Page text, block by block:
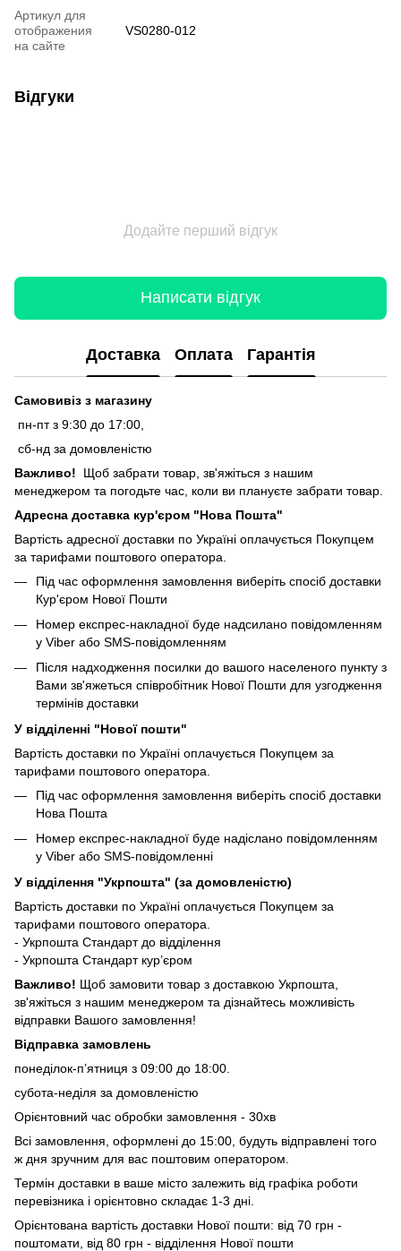
Артикул для
отображения
на сайте
VS0280-012
Відгуки
Додайте перший відгук
Написати відгук
Доставка Оплата Гарантія
Самовивіз з магазину
пн-пт з 9:30 до 17:00,
сб-нд за домовленістю
Важливо!
Щоб забрати товар, зв'яжіться з нашим
менеджером та погодьте час, коли ви плануєте забрати товар.
Адресна доставка кур'єром "Нова Пошта"
Вартість адресної доставки по Україні оплачується Покупцем
за тарифами поштового оператора.
Під час оформлення замовлення виберіть спосіб доставки
Кур'єром Нової Пошти
Номер експрес-накладної буде надсилано повідомленням
у Viber або SMS-повідомленням
Після надходження посилки до вашого населеного пункту з
Вами зв'яжеться співробітник Нової Пошти для узгодження
термінів доставки
У відділенні "Нової пошти"
Вартість доставки по Україні оплачується Покупцем за
тарифами поштового оператора.
Під час оформлення замовлення виберіть спосіб доставки
Нова Пошта
Номер експрес-накладної буде надіслано повідомленням
у Viber або SMS-повідомленні
У відділення "Укрпошта" (за домовленістю)
Вартість доставки по Україні оплачується Покупцем за
тарифами поштового оператора.
- Укрпошта Стандарт до відділення
- Укрпошта Стандарт кур’єром
Важливо! Щоб замовити товар з доставкою Укрпошта,
зв'яжіться з нашим менеджером та дізнайтесь можливість
відправки Вашого замовлення!
Відправка замовлень
понеділок-п’ятниця з 09:00 до 18:00.
субота-неділя за домовленістю
Орієнтовний час обробки замовлення - 30хв
Всі замовлення, оформлені до 15:00, будуть відправлені того
ж дня зручним для вас поштовим оператором.
Термін доставки в ваше місто залежить від графіка роботи
перевізника і орієнтовно складає 1-3 дні.
Орієнтована вартість доставки Нової пошти: від 70 грн -
поштомати, від 80 грн - відділення Нової пошти